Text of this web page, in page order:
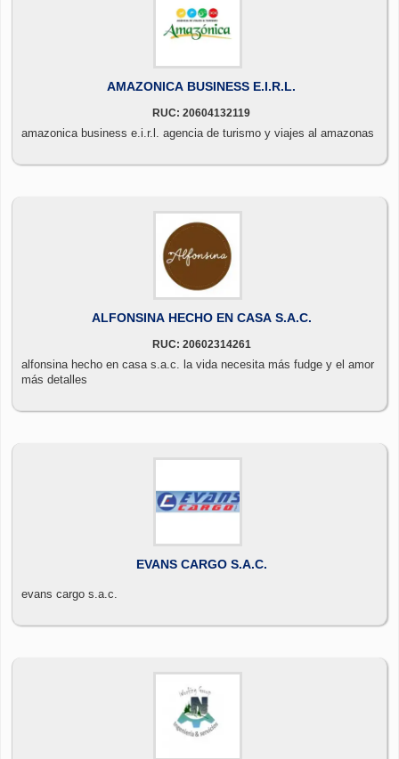
AMAZONICA BUSINESS E.I.R.L.
RUC: 20604132119
amazonica business e.i.r.l. agencia de turismo y viajes al amazonas
ALFONSINA HECHO EN CASA S.A.C.
RUC: 20602314261
alfonsina hecho en casa s.a.c. la vida necesita más fudge y el amor
más detalles
EVANS CARGO S.A.C.
evans cargo s.a.c.